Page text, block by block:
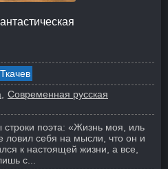
Современная русская
строки поэта: «Жизнь моя, иль
ловил себя на мысли, что он и
к настоящей жизни, а все,
с...